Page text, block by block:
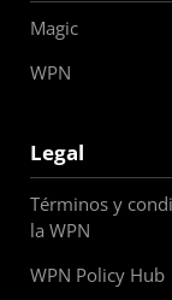
Magic
WPN
Legal
Términos y
la WPN
WPN Policy Hub